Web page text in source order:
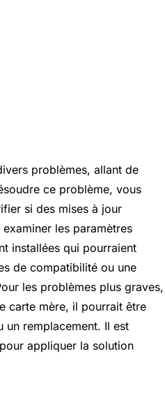
problèmes, allant de
ce problème, vous
si des mises à jour
les paramètres
installées qui pourraient
de compatibilité ou une
les problèmes plus graves,
carte mère, il pourrait être
un remplacement. Il est
appliquer la solution